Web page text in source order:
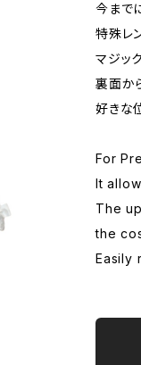
今まで
特殊レ
マジッ
裏面か
好きな
For
It
The
the
Easily